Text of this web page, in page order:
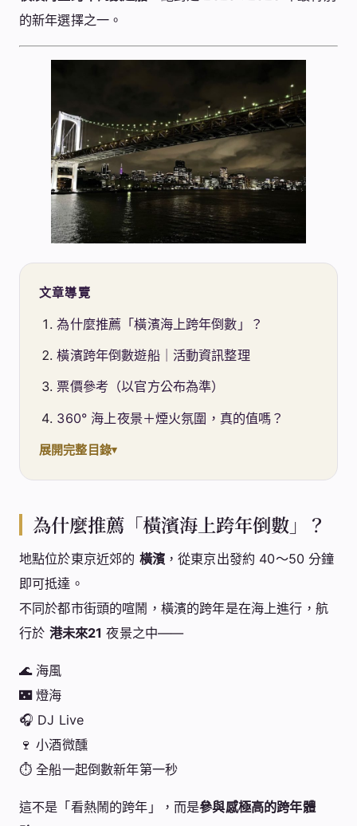
的新年選擇之一。
文章導覽
為什麼推薦「橫濱海上跨年倒數」？
橫濱跨年倒數遊船｜活動資訊整理
票價參考（以官方公布為準）
360° 海上夜景＋煙火氛圍，真的值嗎？
展開完整目錄
為什麼推薦「橫濱海上跨年倒數」？
地點位於東京近郊的 橫濱，從東京出發約 40～50 分鐘
即可抵達。
不同於都市街頭的喧鬧，橫濱的跨年是在海上進行，航
行於 港未來21 夜景之中——
🌊 海風
🌃 燈海
🎧 DJ Live
🍷 小酒微醺
⏱️ 全船一起倒數新年第一秒
這不是「看熱鬧的跨年」，而是參與感極高的跨年體